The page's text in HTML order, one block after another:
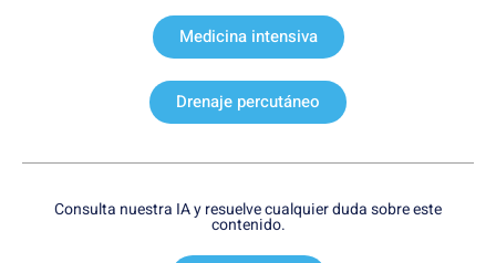
Medicina intensiva
Drenaje percutáneo
Consulta nuestra IA y resuelve cualquier duda sobre este
contenido.